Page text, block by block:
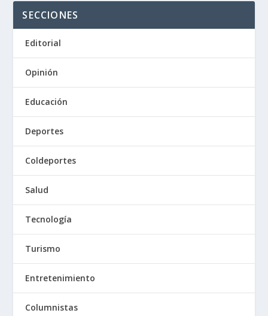
SECCIONES
Editorial
Opinión
Educación
Deportes
Coldeportes
Salud
Tecnología
Turismo
Entretenimiento
Columnistas